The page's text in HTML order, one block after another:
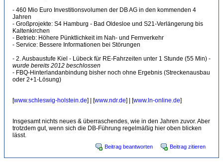
- 460 Mio Euro Investitionsvolumen der DB AG in den kommenden 4
Jahren
- Großprojekte: S4 Hamburg - Bad Oldesloe und S21-Verlängerung bis
Kaltenkirchen
- Betrieb: Höhere Pünktlichkeit im Nah- und Fernverkehr
- Service: Bessere Informationen bei Störungen
- 2. Ausbaustufe Kiel - Lübeck für RE-Fahrzeiten unter 1 Stunde (55 Min) -
wurde bereits 2012 beschlossen
- FBQ-Hinterlandanbindung bisher noch ohne Ergebnis (Streckenausbau
oder 2+1-Lösung)
[www.schleswig-holstein.de] | [www.ndr.de] | [www.ln-online.de]
Insgesamt nichts neues & überraschendes, wie in den Jahren zuvor. Aber
trotzdem gut, wenn sich die DB-Führung regelmäßig hier oben blicken
lässt.
Beitrag beantworten Beitrag zitieren